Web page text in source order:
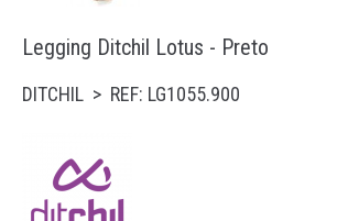
Legging Ditchil Lotus - Preto
DITCHIL > REF: LG1055.900